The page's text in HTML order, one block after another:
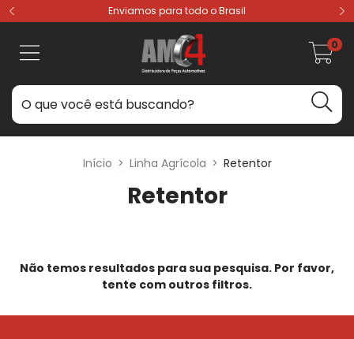
Enviamos para todo o Brasil
0
Início > Linha Agrícola > Retentor
Retentor
Não temos resultados para sua pesquisa. Por favor,
tente com outros filtros.